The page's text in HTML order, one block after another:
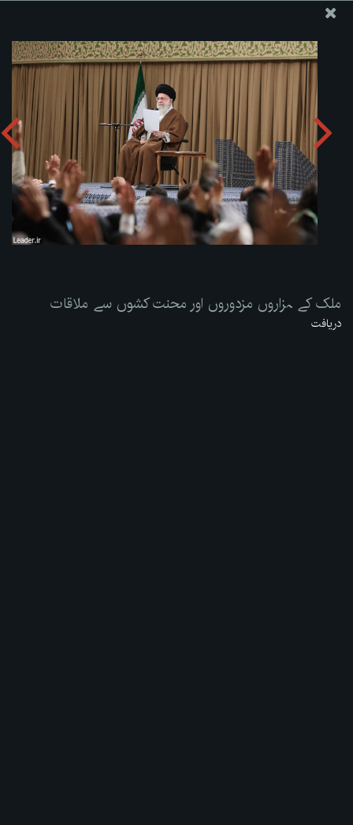
ملک کے ہزاروں مزدوروں اور محنت کشوں سے ملاقات
تصویری البم دریافت کریں: zip
ملک کے ہزاروں مزدوروں اور محنت کشوں سے ملاقات
دریافت